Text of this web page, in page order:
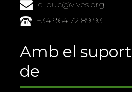
e-buc@vives.org
+34 964 72 89 93
Amb el suport
de